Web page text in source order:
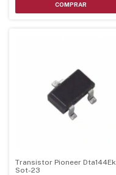
Transistor Pioneer Dta144Ek
Sot-23